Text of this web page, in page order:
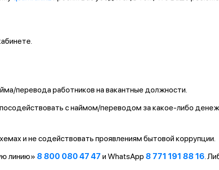
перевода работников на вакантные должности.
с наймом/переводом за какое-либо
и не содействовать проявлениям бытовой коррупции.
линию» 8 800 080 47 47 и WhatsApp 8 771 191 88 16.